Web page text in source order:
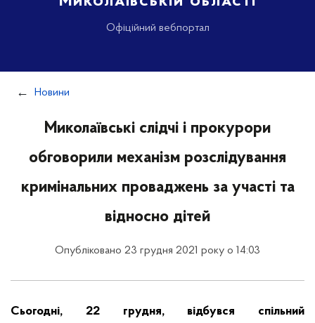
Офіційний вебпортал
Новини
Миколаївські слідчі і прокурори
обговорили механізм розслідування
кримінальних проваджень за участі та
відносно дітей
Опубліковано 23 грудня 2021 року о 14:03
Сьогодні, 22 грудня, відбувся спільний